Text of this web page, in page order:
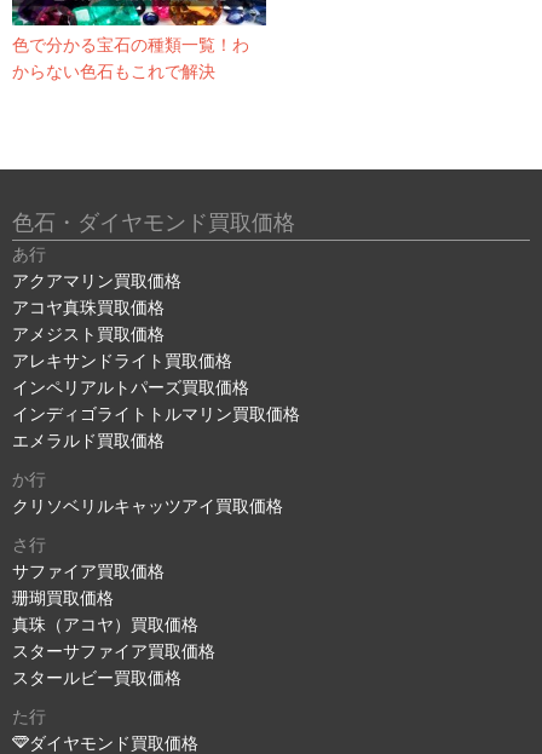
色で分かる宝石の種類一覧！わ
からない色石もこれで解決
色石・ダイヤモンド買取価格
あ行
アクアマリン買取価格
アコヤ真珠買取価格
アメジスト買取価格
アレキサンドライト買取価格
インペリアルトパーズ買取価格
インディゴライトトルマリン買取価格
エメラルド買取価格
か行
クリソベリルキャッツアイ買取価格
さ行
サファイア買取価格
珊瑚買取価格
真珠（アコヤ）買取価格
スターサファイア買取価格
スタールビー買取価格
た行
ダイヤモンド買取価格